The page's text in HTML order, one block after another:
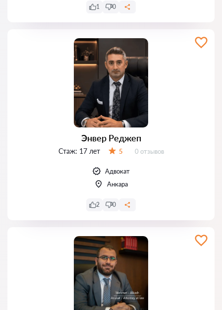
1 0
Энвер Реджеп
Стаж: 17 лет 5 Отзывов:
0 отзывов
Адвокат
Анкара
2 0